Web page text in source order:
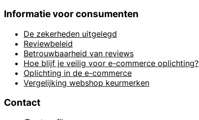
Informatie voor consumenten
De zekerheden uitgelegd
Reviewbeleid
Betrouwbaarheid van reviews
Hoe blijf je veilig voor e-commerce oplichting?
Oplichting in de e-commerce
Vergelijking webshop keurmerken
Contact